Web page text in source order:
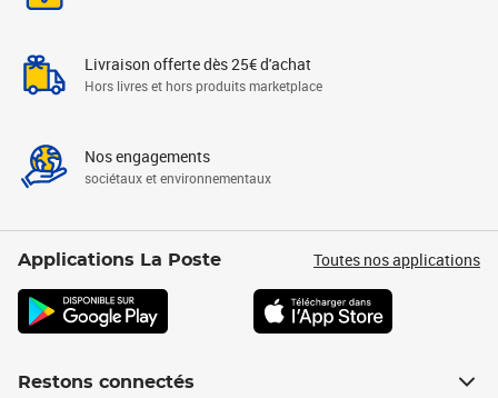
Livraison offerte dès 25€ d'achat
Hors livres et hors produits marketplace
Nos engagements
sociétaux et environnementaux
Applications La Poste Toutes nos applications
Restons connectés